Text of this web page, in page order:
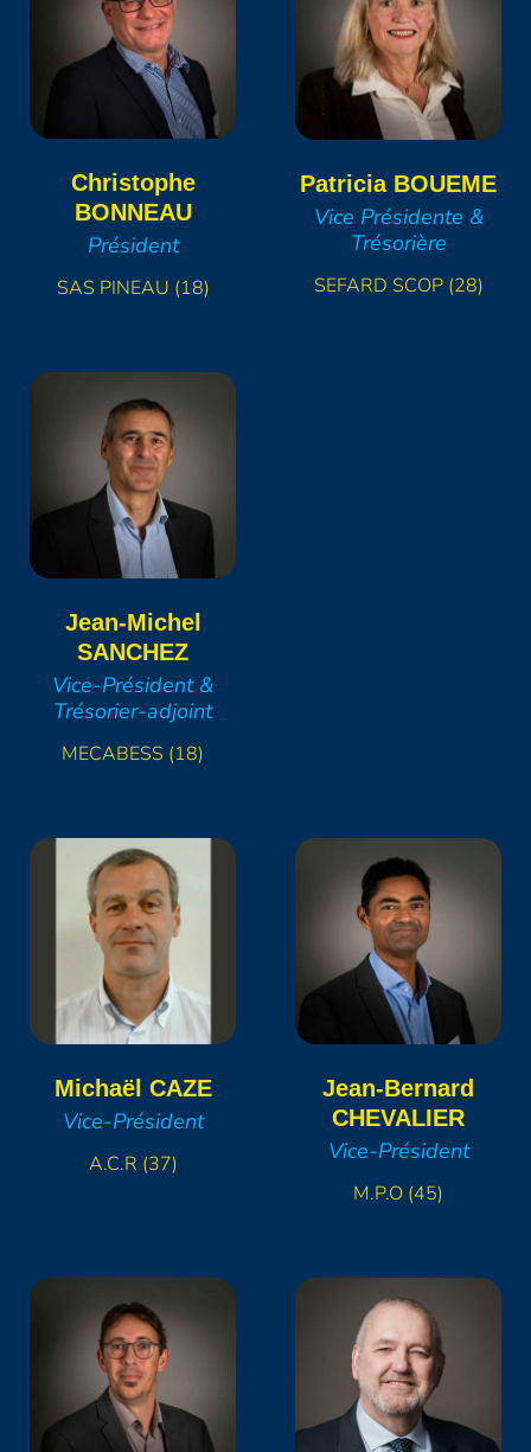
Christophe
BONNEAU
Président
SAS PINEAU (18)
PatriciaBOUEME
Vice Présidente &
Trésorière
SEFARD SCOP (28)
Jean-Michel
SANCHEZ
Vice-Président &
Trésorier-adjoint
MECABESS (18)
Michaël CAZE
Vice-Président
A.C.R (37)
Jean-Bernard
CHEVALIER
Vice-Président
M.P.O (45)